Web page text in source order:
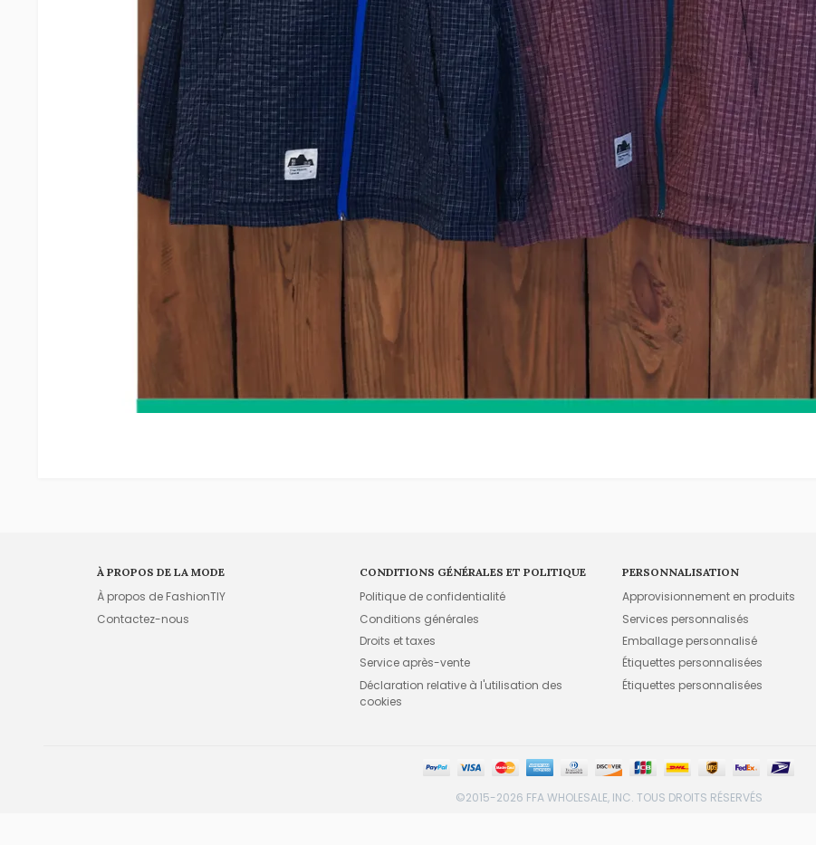
À PROPOS DE LA MODE
À propos de FashionTIY
Contactez-nous
CONDITIONS GÉNÉRALES ET POLITIQUE
Politique de confidentialité
Conditions générales
Droits et taxes
Service après-vente
Déclaration relative à l'utilisation des
cookies
PERSONNALISATION
Approvisionnement en produits
Services personnalisés
Emballage personnalisé
Étiquettes personnalisées
Étiquettes personnalisées
©2015-2026 FFA WHOLESALE, INC. TOUS DROITS RÉSERVÉS